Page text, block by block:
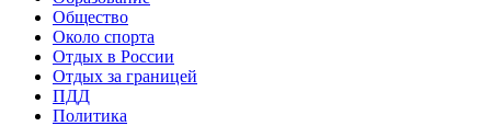
Общество
Около спорта
Отдых в России
Отдых за границей
ПДД
Политика